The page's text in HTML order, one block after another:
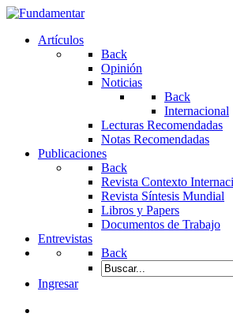
Artículos
Back
Opinión
Noticias
Back
Internacional
Lecturas Recomendadas
Notas Recomendadas
Publicaciones
Back
Revista Contexto
Revista Síntesis Mundial
Libros y Papers
Documentos de Trabajo
Entrevistas
Back
Ingresar